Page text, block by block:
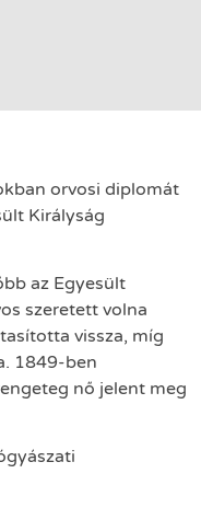
orvosi diplomát
Királyság
az Egyesült
szeretett volna
vissza, míg
1849-ben
nő jelent meg